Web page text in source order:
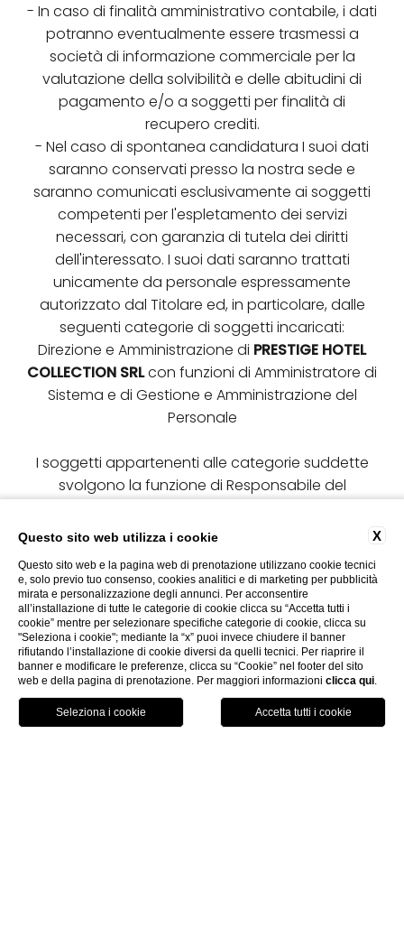
- In caso di finalità amministrativo contabile, i dati
potranno eventualmente essere trasmessi a
società di informazione commerciale per la
valutazione della solvibilità e delle abitudini di
pagamento e/o a soggetti per finalità di
recupero crediti.
- Nel caso di spontanea candidatura I suoi dati
saranno conservati presso la nostra sede e
saranno comunicati esclusivamente ai soggetti
competenti per l'espletamento dei servizi
necessari, con garanzia di tutela dei diritti
dell'interessato. I suoi dati saranno trattati
unicamente da personale espressamente
autorizzato dal Titolare ed, in particolare, dalle
seguenti categorie di soggetti incaricati:
Direzione e Amministrazione di PRESTIGE HOTEL
COLLECTION SRLcon funzioni di Amministratore di
Sistema e di Gestione e Amministrazione del
Personale
I soggetti appartenenti alle categorie suddette
svolgono la funzione di Responsabile del
autonomia come distinti Titolari del trattamento
6 - TITOLARE DEL TRATTEMENTO
I dati raccolti dal sito sono trattati presso la sede
del Titolare del Trattamento, e presso il
datacenter del web Hosting. Il web hosting, che è
responsabile del trattamento dei dati,
elaborando i dati per conto del titolare, si trova
nello Spazio Economico Europeo e agisce in
X
Questo sito web utilizza i cookie
Questo sito web e la pagina web di prenotazione utilizzano cookie tecnici
e, solo previo tuo consenso, cookies analitici e di marketing per pubblicità
mirata e personalizzazione degli annunci. Per acconsentire
all’installazione di tutte le categorie di cookie clicca su “Accetta tutti i
cookie” mentre per selezionare specifiche categorie di cookie, clicca su
"Seleziona i cookie"; mediante la “x” puoi invece chiudere il banner
rifiutando l’installazione di cookie diversi da quelli tecnici. Per riaprire il
banner e modificare le preferenze, clicca su “Cookie” nel footer del sito
web e della pagina di prenotazione. Per maggiori informazioni clicca qui.